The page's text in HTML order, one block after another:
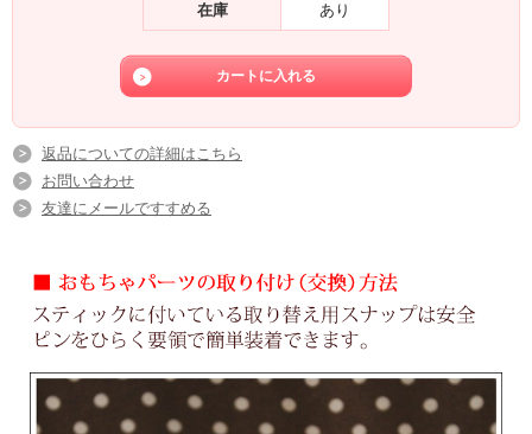
在庫 あり
返品についての詳細はこちら
お問い合わせ
友達にメールですすめる